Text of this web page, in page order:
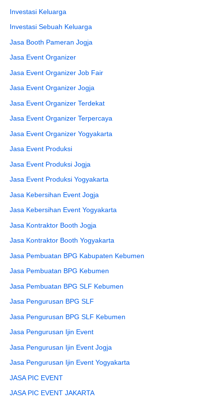
Investasi Keluarga
Investasi Sebuah Keluarga
Jasa Booth Pameran Jogja
Jasa Event Organizer
Jasa Event Organizer Job Fair
Jasa Event Organizer Jogja
Jasa Event Organizer Terdekat
Jasa Event Organizer Terpercaya
Jasa Event Organizer Yogyakarta
Jasa Event Produksi
Jasa Event Produksi Jogja
Jasa Event Produksi Yogyakarta
Jasa Kebersihan Event Jogja
Jasa Kebersihan Event Yogyakarta
Jasa Kontraktor Booth Jogja
Jasa Kontraktor Booth Yogyakarta
Jasa Pembuatan BPG Kabupaten Kebumen
Jasa Pembuatan BPG Kebumen
Jasa Pembuatan BPG SLF Kebumen
Jasa Pengurusan BPG SLF
Jasa Pengurusan BPG SLF Kebumen
Jasa Pengurusan Ijin Event
Jasa Pengurusan Ijin Event Jogja
Jasa Pengurusan Ijin Event Yogyakarta
JASA PIC EVENT
JASA PIC EVENT JAKARTA